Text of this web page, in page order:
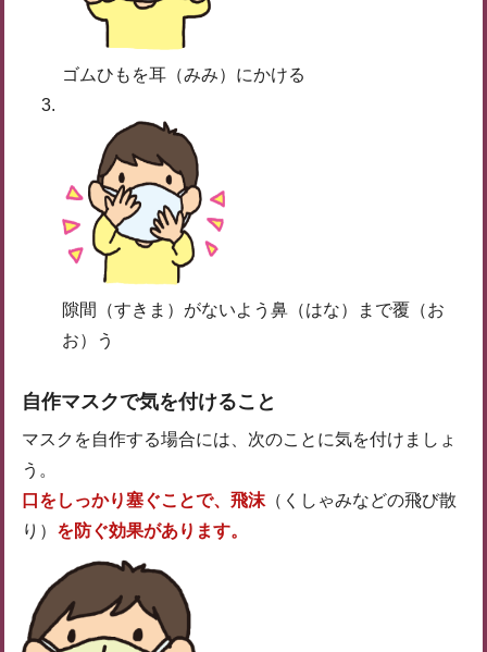
ゴムひもを耳（みみ）にかける
隙間（すきま）がないよう鼻（はな）まで覆（お
お）う
自作マスクで気を付けること
マスクを自作する場合には、次のことに気を付けましょ
う。
口をしっかり塞ぐことで、飛沫 （くしゃみなどの飛び散
り） を防ぐ効果があります。